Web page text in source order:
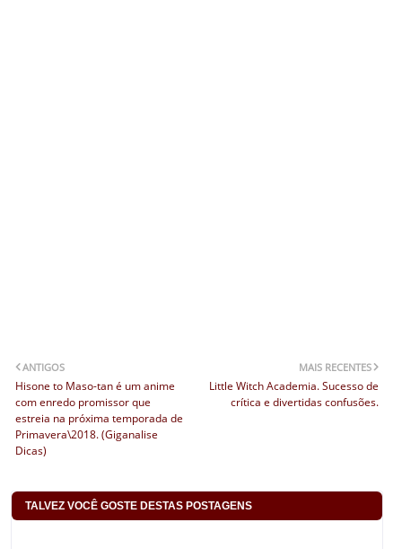
MAIS RECENTES
Little Witch Academia. Sucesso de
crítica e divertidas confusões.
ANTIGOS
Hisone to Maso-tan é um anime
com enredo promissor que
estreia na próxima temporada de
Primavera\2018. (Giganalise
Dicas)
TALVEZ VOCÊ GOSTE DESTAS POSTAGENS